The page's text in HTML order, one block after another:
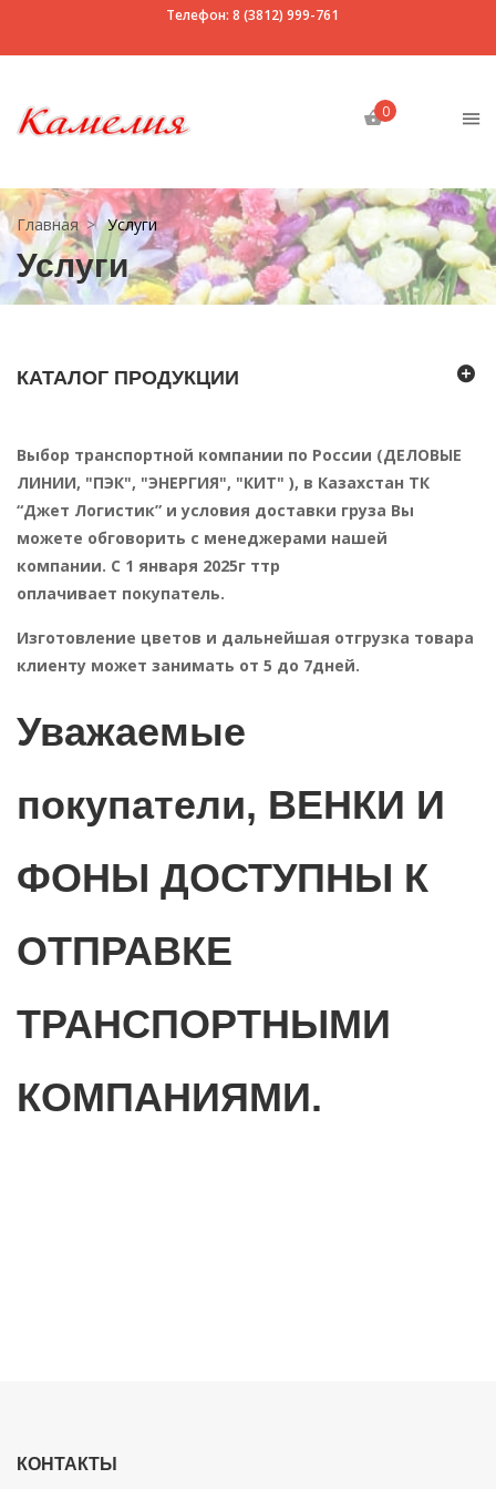
Телефон: 8 (3812) 999-761
0
Главная Услуги
Услуги
КАТАЛОГ ПРОДУКЦИИ
Выбор транспортной компании по России (ДЕЛОВЫЕ
ЛИНИИ, "ПЭК", "ЭНЕРГИЯ", "КИТ" ), в Казахстан ТК
“Джет Логистик” и условия доставки груза Вы
можете обговорить с менеджерами нашей
компании. С 1 января 2025г ттр
оплачивает покупатель.
Изготовление цветов и дальнейшая отгрузка товара
клиенту может занимать от 5 до 7дней.
Уважаемые
покупатели, ВЕНКИ И
ФОНЫ ДОСТУПНЫ К
ОТПРАВКЕ
ТРАНСПОРТНЫМИ
КОМПАНИЯМИ.
КОНТАКТЫ